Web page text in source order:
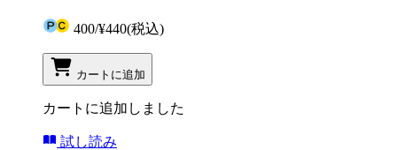
400/¥440(税込)
カートに追加
カートに追加しました
試し読み